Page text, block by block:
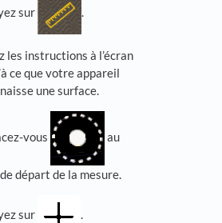
sur .
les instructions à l’écran
ce que votre appareil
une surface.
vous au
départ de la mesure.
sur .